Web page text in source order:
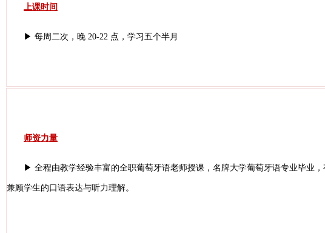
上课时间
▶ 每周二次，晚 20-22 点，学习五个半月
师资力量
▶ 全程由教学经验丰富的全职葡萄牙语老师授课，名牌大学葡萄牙语专业毕业
兼顾学生的口语表达与听力理解。